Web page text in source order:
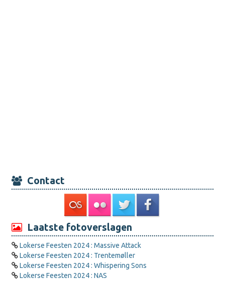
Contact
Laatste fotoverslagen
Lokerse Feesten 2024 : Massive Attack
Lokerse Feesten 2024 : Trentemøller
Lokerse Feesten 2024 : Whispering Sons
Lokerse Feesten 2024 : NAS